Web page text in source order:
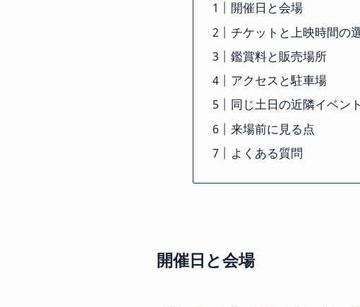
開催日と会場
チケットと上映時間の
鑑賞料と販売場所
アクセスと駐車場
同じ土日の近隣イベント
来場前に見る点
よくある質問
開催日と会場